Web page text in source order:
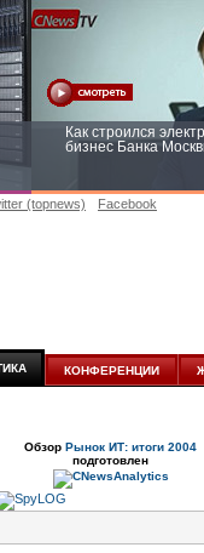
Как строился
бизнес Банка
(topnews) Facebook
КОНФЕРЕНЦИИ
Обзор Рынок ИТ: итоги 2004
подготовлен